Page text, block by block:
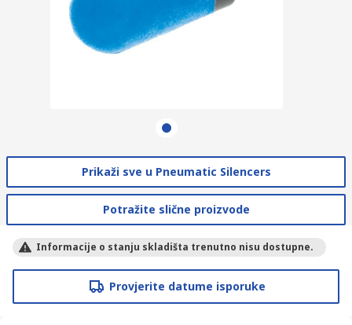
Prikaži sve u Pneumatic Silencers
Potražite slične proizvode
Informacije o stanju skladišta trenutno nisu dostupne.
Provjerite datume isporuke